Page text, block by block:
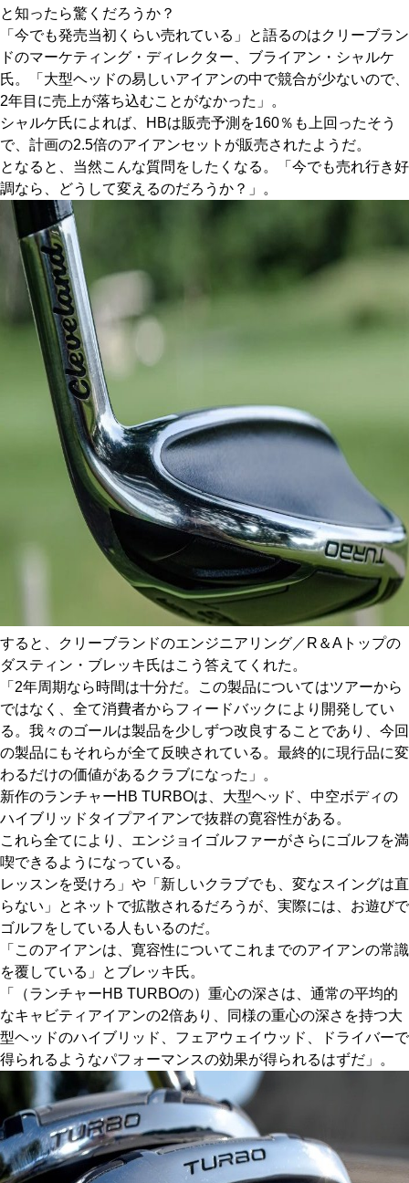
と知ったら驚くだろうか？
「今でも発売当初くらい売れている」と語るのはクリーブラン
ドのマーケティング・ディレクター、ブライアン・シャルケ
氏。「大型ヘッドの易しいアイアンの中で競合が少ないので、
2年目に売上が落ち込むことがなかった」。
シャルケ氏によれば、HBは販売予測を160％も上回ったそう
で、計画の2.5倍のアイアンセットが販売されたようだ。
となると、当然こんな質問をしたくなる。「今でも売れ行き好
調なら、どうして変えるのだろうか？」。
すると、クリーブランドのエンジニアリング／R＆Aトップの
ダスティン・ブレッキ氏はこう答えてくれた。
「2年周期なら時間は十分だ。この製品についてはツアーから
ではなく、全て消費者からフィードバックにより開発してい
る。我々のゴールは製品を少しずつ改良することであり、今回
の製品にもそれらが全て反映されている。最終的に現行品に変
わるだけの価値があるクラブになった」。
新作のランチャーHB TURBOは、大型ヘッド、中空ボディの
ハイブリッドタイプアイアンで抜群の寛容性がある。
これら全てにより、エンジョイゴルファーがさらにゴルフを満
喫できるようになっている。
レッスンを受けろ」や「新しいクラブでも、変なスイングは直
らない」とネットで拡散されるだろうが、実際には、お遊びで
ゴルフをしている人もいるのだ。
「このアイアンは、寛容性についてこれまでのアイアンの常識
を覆している」とブレッキ氏。
「（ランチャーHB TURBOの）重心の深さは、通常の平均的
なキャビティアイアンの2倍あり、同様の重心の深さを持つ大
型ヘッドのハイブリッド、フェアウェイウッド、ドライバーで
得られるようなパフォーマンスの効果が得られるはずだ」。